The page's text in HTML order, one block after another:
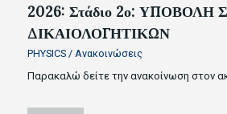
2026: Στάδιο 2ο: ΥΠΟΒΟΛΗ
ΔΙΚΑΙΟΛΟΓΗΤΙΚΩΝ
PHYSICS / Ανακοινώσεις
Παρακαλώ δείτε την ανακοίνωση στον